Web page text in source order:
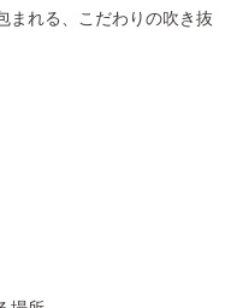
まれる、こだわりの吹き抜